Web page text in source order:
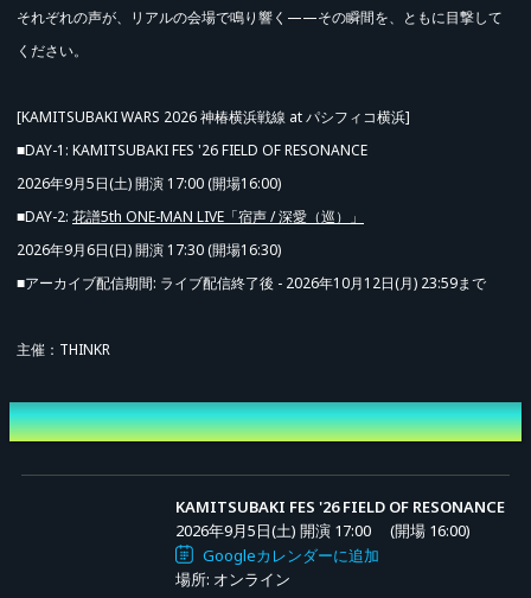
それぞれの声が、リアルの会場で鳴り響く——その瞬間を、ともに目撃して
ください。
[KAMITSUBAKI WARS 2026 神椿横浜戦線 at パシフィコ横浜]
■DAY-1: KAMITSUBAKI FES '26 FIELD OF RESONANCE
2026年9月5日(土) 開演 17:00 (開場16:00)
■DAY-2: 花譜5th ONE-MAN LIVE「宿声 / 深愛（巡）」
2026年9月6日(日) 開演 17:30 (開場16:30)
■アーカイブ配信期間: ライブ配信終了後 - 2026年10月12日(月) 23:59まで
主催：THINKR
開催日時
KAMITSUBAKI FES '26 FIELD OF RESONANCE
2026年9月5日(土) 開演 17:00
(開場 16:00)
Googleカレンダーに追加
場所: オンライン